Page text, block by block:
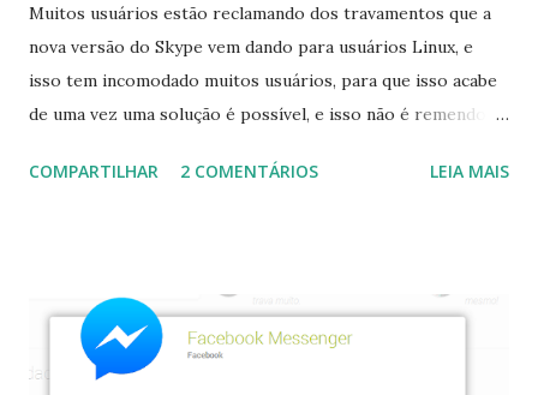
Muitos usuários estão reclamando dos travamentos que a
nova versão do Skype vem dando para usuários Linux, e
isso tem incomodado muitos usuários, para que isso acabe
de uma vez uma solução é possível, e isso não é remendo
Microsoft que não consegue gerenciar corretamente o
corrigir. Primeiro vamos remover o arquivo de
configuração feito da pior maneira por eles: $ rm -rf
~/.Skype Agora vamos criar o arquivo corretamente, siga
COMPARTILHAR 2 COMENTÁRIOS LEIA MAIS